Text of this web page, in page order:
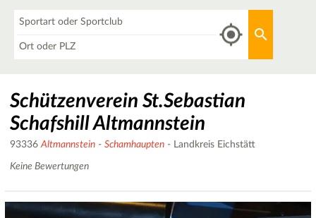
Schützenverein St.Sebastian
Schafshill Altmannstein
93336Altmannstein - Schamhaupten - Landkreis Eichstätt
Keine Bewertungen